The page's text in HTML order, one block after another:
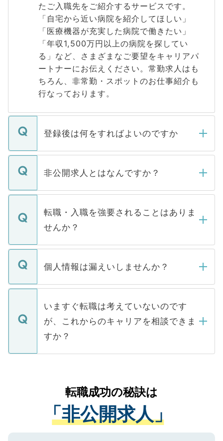
たご入職先をご紹介するサービスです。
「自宅から近い病院を紹介してほしい」
「医療機器が充実した病院で働きたい」
「年収1,500万円以上の病院を探してい
る」など、さまざまなご要望をキャリアパ
ートナーにお伝えください。常勤求人はも
ちろん、非常勤・スポットのお仕事紹介も
行なっております。
登録後は何をすればよいのですか
ご登録いただきましたら、弊社担当者がご
登録内容を確認し、その後メールもしくは
ます。通常、5営業日以内にはご連絡をせて
いただきますので、しばらくお待ちくださ
い。
非公開求人とはなんですか？
マイナビDOCTORで取り扱っている求人の
うち約3割は、Webサイトからご覧いただ
けない「非公開求人」です。非公開求人は
下記の理由によって、一般には公開してい
ません。
■応募殺到を避けるため 人気のある医療機
関を公にしてしまうと、応募が殺到する場
に、医療機関が求める条件に合った人材の
みを人材紹介会社に依頼するケースが増え
ています。
転職・入職を強要されることはありま
せんか？
転職・入職を強要することは一切ありませ
ん。また、仮に応募先から内定をいただい
定を承諾する必要はありません。内定先へ
の辞退の連絡はキャリアパートナーが行い
ますので、ご安心ください。
個人情報は漏えいしませんか？
個人情報が漏えいすることはありませんの
で、ご安心ください。当サイトからの登録
などで収集したご登録者様の個人情報は、
ご本人のキャリアアップおよび転職活動の
支援を目的に使用いたします。お預かりし
ているすべての個人データはご本人の許可
は、個人情報の取り扱いについての厳密な
管理基準を満たした事業者のみに付与され
る、プライバシーマークを取得済みです。
ご登録いただいた個人情報は、SSL（デー
いますぐ転職は考えていないのです
が、これからのキャリアを相談できま
すか？
かがいして、現在の医療機関の状況や紹介
経験をまじえながら、適切なアドバイスを
させていただきます。すぐにご転職をされ
ない方には、長期的なサポートが可能です
ので、まずはご登録ください。
転職成功の秘訣は
「非公開求人」